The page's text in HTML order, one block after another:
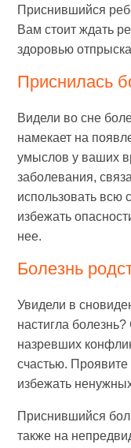
Приснившийся
Вам стоит ждать
здоровью
Приснилась
Видели во сне
намекает на
умыслов у ваших
заболевания,
использовать всю
избежать
нее.
Болезнь
Увидели в
настигла
назревших
счастью.
избежать
Приснившийся
также на